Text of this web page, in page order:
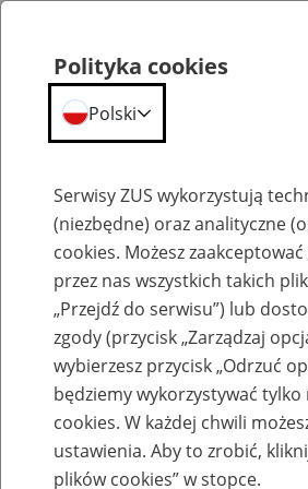
Emerytury
Baza zlikwidowanych
przekształconych
Polityka cookies
Polski
Serwisy ZUS wykorzystują
(niezbędne) oraz analityczne
cookies. Możesz
przez nas wszystkich takich
„Przejdź do serwisu”) lub
zgody (przycisk „Zarządzaj
wybierzesz przycisk „Odrzuć
będziemy wykorzystywać
cookies. W każdej chwili
ustawienia. Aby to zrobić,
plików cookies” w stopce.